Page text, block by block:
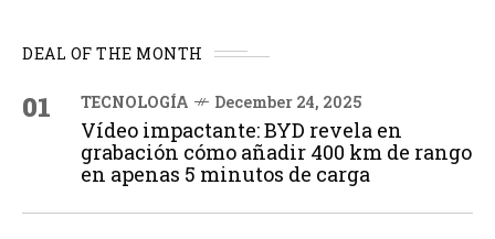
DEAL OF THE MONTH
01 TECNOLOGÍA December 24, 2025
Vídeo impactante: BYD revela en
grabación cómo añadir 400 km de rango
en apenas 5 minutos de carga